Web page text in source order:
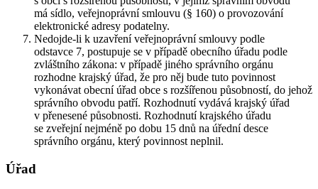
má sídlo, veřejnoprávní smlouvu (§ 160) o provozování
elektronické adresy podatelny.
Nedojde-li k uzavření veřejnoprávní smlouvy podle
odstavce 7, postupuje se v případě obecního úřadu podle
zvláštního zákona: v případě jiného správního orgánu
rozhodne krajský úřad, že pro něj bude tuto povinnost
vykonávat obecní úřad obce s rozšířenou působností, do jehož
správního obvodu patří. Rozhodnutí vydává krajský úřad
v přenesené působnosti. Rozhodnutí krajského úřadu
se zveřejní nejméně po dobu 15 dnů na úřední desce
správního orgánu, který povinnost neplnil.
Úřad